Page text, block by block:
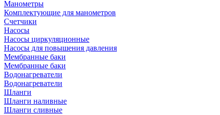
Манометры
Комплектующие для манометров
Счетчики
Насосы
Насосы циркуляционные
Насосы для повышения давления
Мембранные баки
Мембранные баки
Водонагреватели
Водонагреватели
Шланги
Шланги наливные
Шланги сливные